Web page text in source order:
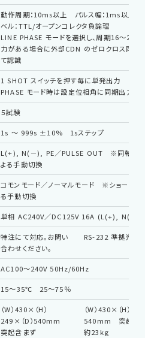
動作周期：10ms以上 パルス幅：1ms以上
ベル：TTL/オープンコレクタ負論理
LINE PHASE モードを選択し、周期16～20
力がある場合に外部CDN のゼロクロス同期
て認識
1 SHOT スイッチを押す毎に単発出力
PHASE モード時は設定位相角に同期出力
５試験
1s ～ 999s ±10% 1sステップ
L(+), N(－), PE／PULSE OUT ※同軸ケー
よる手動切換
コモンモード／ノーマルモード ※ショートプ
る手動切換
単相 AC240V／DC125V 16A (L(+), N(－),
特注にて対応。お問い
合わせください。
RS-232 準拠光通
AC100～240V 50Hz/60Hz
15～35℃ 25～75％
（W）430×（H）
249×（D）540mm
突起含まず
（W）430×（H）
540mm 突起含
約23kg